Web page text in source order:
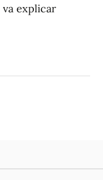
va explicar